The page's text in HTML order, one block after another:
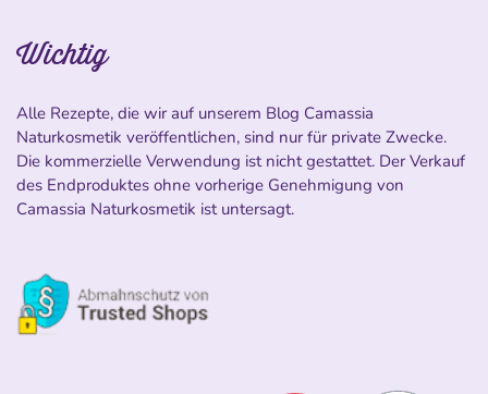
Wichtig
Alle Rezepte, die wir auf unserem Blog Camassia
Naturkosmetik veröffentlichen, sind nur für private Zwecke.
Die kommerzielle Verwendung ist nicht gestattet. Der Verkauf
des Endproduktes ohne vorherige Genehmigung von
Camassia Naturkosmetik ist untersagt.